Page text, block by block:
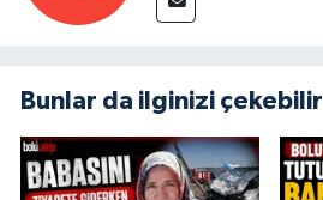
Bunlar da ilginizi çekebilir